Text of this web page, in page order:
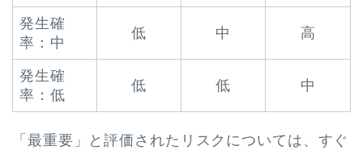
発生確
率：中
低 中 高
発生確
率：低
低 低 中
「最重要」と評価されたリスクについては、すぐ